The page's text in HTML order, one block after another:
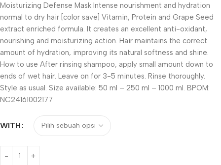
Moisturizing Defense Mask Intense nourishment and hydration
normal to dry hair [color save] Vitamin, Protein and Grape Seed
extract enriched formula. It creates an excellent anti-oxidant,
nourishing and moisturizing action. Hair maintains the correct
amount of hydration, improving its natural softness and shine.
How to use After rinsing shampoo, apply small amount down to
ends of wet hair. Leave on for 3-5 minutes. Rinse thoroughly.
Style as usual. Size available: 50 ml – 250 ml – 1000 ml. BPOM:
NC24161002177
WITH